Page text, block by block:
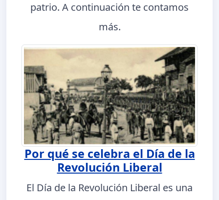
patrio. A continuación te contamos
más.
Por qué se celebra el Día de la
Revolución Liberal
El Día de la Revolución Liberal es una